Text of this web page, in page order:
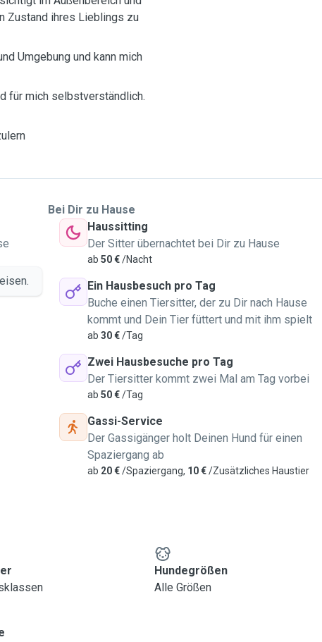
Zustand ihres Lieblings zu
Umgebung und kann mich
für mich selbstverständlich.
Bei Dir zu Hause
Haussitting
Der Sitter übernachtet bei Dir zu Hause
ab 50 €/Nacht
Ein Hausbesuch pro Tag
Buche einen Tiersitter, der zu Dir nach Hause
kommt und Dein Tier füttert und mit ihm spielt
ab 30 €/Tag
Zwei Hausbesuche pro Tag
Der Tiersitter kommt zwei Mal am Tag vorbei
ab 50 €/Tag
Gassi-Service
Der Gassigänger holt Deinen Hund für einen
Spaziergang ab
ab 20 €/Spaziergang, 10 €/Zusätzliches Haustier
Hundegrößen
Alle Größen